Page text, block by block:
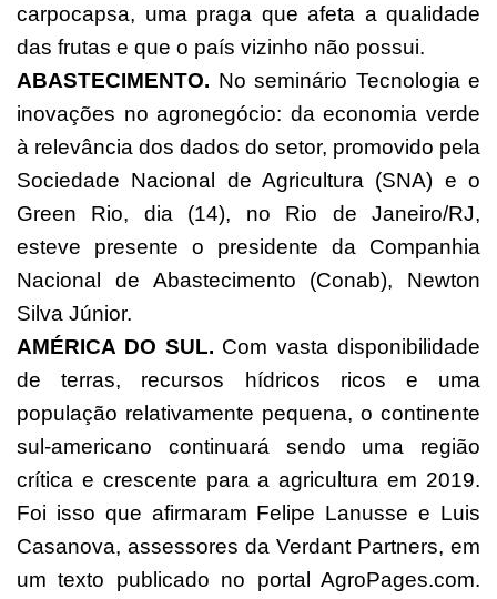
carpocapsa, uma praga que afeta a qualidade
das frutas e que o país vizinho não possui.
ABASTECIMENTO. No seminário Tecnologia e
inovações no agronegócio: da economia verde
à relevância dos dados do setor, promovido pela
Sociedade Nacional de Agricultura (SNA) e o
Green Rio, dia (14), no Rio de Janeiro/RJ,
esteve presente o presidente da Companhia
Nacional de Abastecimento (Conab), Newton
Silva Júnior.
AMÉRICA DO SUL. Com vasta disponibilidade
de terras, recursos hídricos ricos e uma
população relativamente pequena, o continente
sul-americano continuará sendo uma região
crítica e crescente para a agricultura em 2019.
Foi isso que afirmaram Felipe Lanusse e Luis
Casanova, assessores da Verdant Partners, em
um texto publicado no portal AgroPages.com.